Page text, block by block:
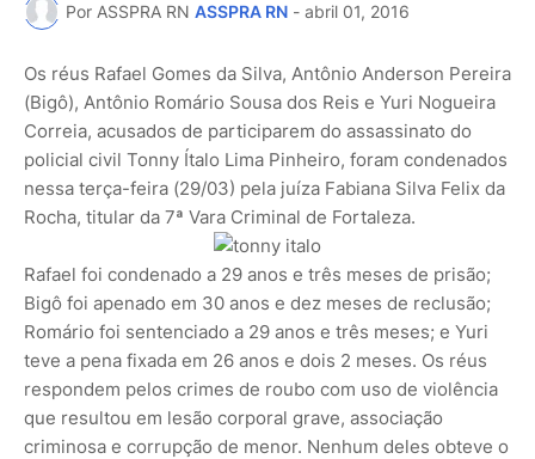
Por ASSPRA RN ASSPRA RN - abril 01, 2016
Os réus Rafael Gomes da Silva, Antônio Anderson Pereira
(Bigô), Antônio Romário Sousa dos Reis e Yuri Nogueira
Correia, acusados de participarem do assassinato do
policial civil Tonny Ítalo Lima Pinheiro, foram condenados
nessa terça-feira (29/03) pela juíza Fabiana Silva Felix da
Rocha, titular da 7ª Vara Criminal de Fortaleza.
Rafael foi condenado a 29 anos e três meses de prisão;
Bigô foi apenado em 30 anos e dez meses de reclusão;
Romário foi sentenciado a 29 anos e três meses; e Yuri
teve a pena fixada em 26 anos e dois 2 meses. Os réus
respondem pelos crimes de roubo com uso de violência
que resultou em lesão corporal grave, associação
criminosa e corrupção de menor. Nenhum deles obteve o